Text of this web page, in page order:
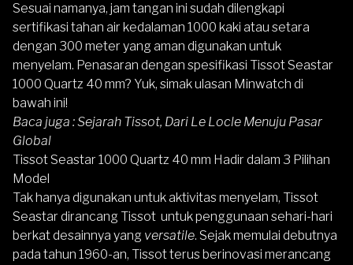
Sesuai namanya, jam tangan ini sudah dilengkapi
sertifikasi tahan air kedalaman 1000 kaki atau setara
dengan 300 meter yang aman digunakan untuk
menyelam. Penasaran dengan spesifikasi Tissot Seastar
1000 Quartz 40 mm? Yuk, simak ulasan Minwatch di
bawah ini!
Baca juga :Sejarah Tissot, Dari Le Locle Menuju Pasar
Global
Tissot Seastar 1000 Quartz 40 mm Hadir dalam 3 Pilihan
Model
Tak hanya digunakan untuk aktivitas menyelam, Tissot
Seastar dirancang Tissot untuk penggunaan sehari-hari
berkat desainnya yang versatile. Sejak memulai debutnya
pada tahun 1960-an, Tissot terus berinovasi merancang